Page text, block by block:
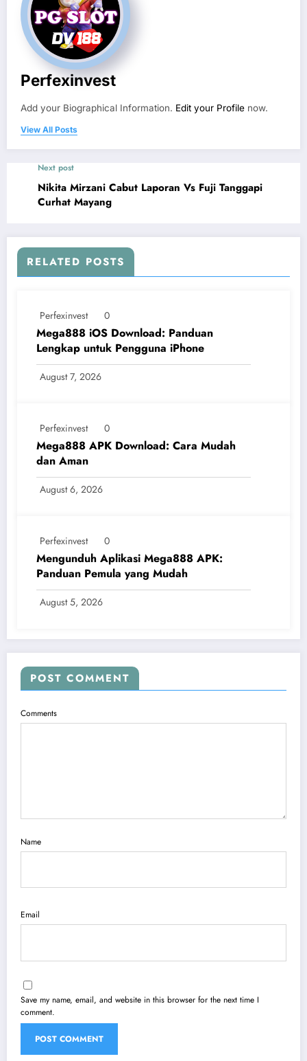
Perfexinvest
Add your Biographical Information. Edit your Profile now.
View All Posts
Next post
Nikita Mirzani Cabut Laporan Vs Fuji Tanggapi
Curhat Mayang
RELATED POSTS
Perfexinvest 0
Mega888 iOS Download: Panduan
Lengkap untuk Pengguna iPhone
August 7, 2026
Perfexinvest 0
Mega888 APK Download: Cara Mudah
dan Aman
August 6, 2026
Perfexinvest 0
Mengunduh Aplikasi Mega888 APK:
Panduan Pemula yang Mudah
August 5, 2026
POST COMMENT
Comments
Name
Email
Save my name, email, and website in this browser for the next time I
comment.